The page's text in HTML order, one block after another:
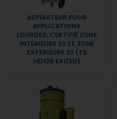
ASPIRATEUR POUR
APPLICATIONS
LOURDES, CERTIFIÉ ZONE
INTÉRIEURE 20 ET ZONE
EXTÉRIEURE 22 (TS
HD125 EX1/3D)